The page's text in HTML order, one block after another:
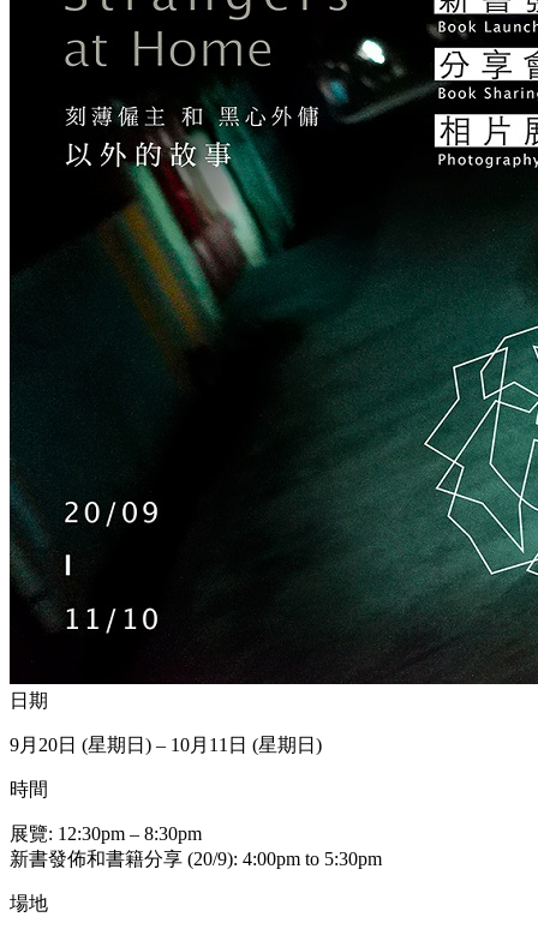
日期
9月20日 (星期日) – 10月11日 (星期日)
時間
展覽: 12:30pm – 8:30pm
新書發佈和書籍分享 (20/9): 4:00pm to 5:30pm
場地